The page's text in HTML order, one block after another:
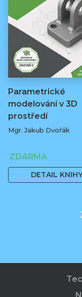
Parametrické
modelování v 3D
prostředí
Mgr. Jakub Dvořák
ZDARMA
DETAIL KNIHY